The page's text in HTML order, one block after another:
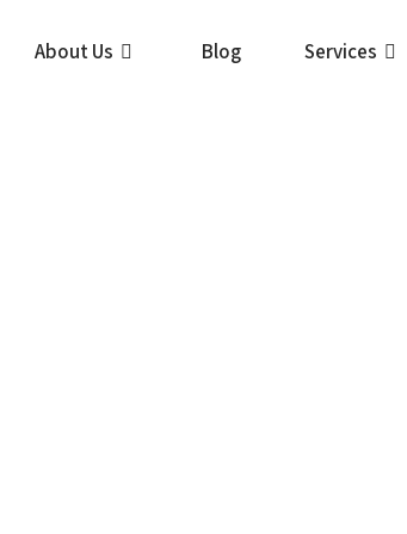
About Us Blog Services